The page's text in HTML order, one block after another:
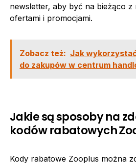
newsletter, aby być na bieżąco z
ofertami i promocjami.
Zobacz też: Jak
do zakupów w centrum
Jakie są sposoby na
kodów rabatowych
Kody rabatowe Zooplus można